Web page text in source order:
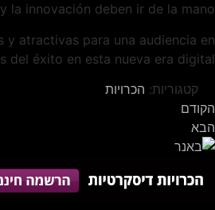
innovación deben ir de la mano.
atractivas para una audiencia en
del éxito en esta nueva era digital.
קטגוריות: הכרויות
הקודם
הבא